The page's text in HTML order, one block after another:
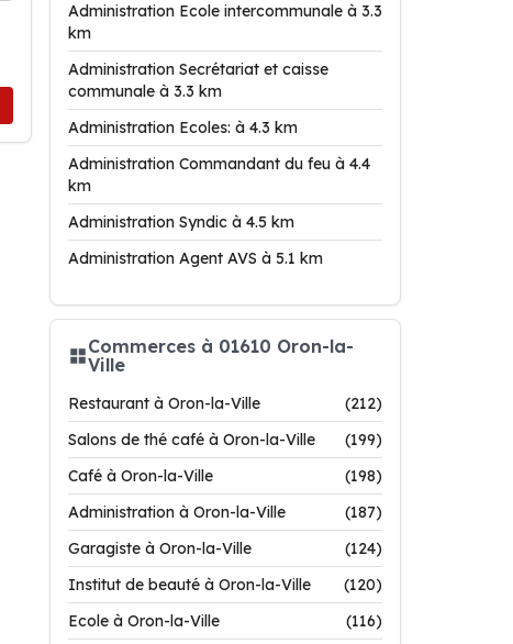
Administration Ecole intercommunale à 3.3
km
Administration Secrétariat et caisse
communale à 3.3 km
Administration Ecoles: à 4.3 km
Administration Commandant du feu à 4.4
km
Administration Syndic à 4.5 km
Administration Agent AVS à 5.1 km
Commerces à 01610 Oron-la-
Ville
Restaurant à Oron-la-Ville
(212)
Salons de thé café à Oron-la-Ville
(199)
Café à Oron-la-Ville
(198)
Administration à Oron-la-Ville
(187)
Garagiste à Oron-la-Ville
(124)
Institut de beauté à Oron-la-Ville
(120)
Ecole à Oron-la-Ville
(116)